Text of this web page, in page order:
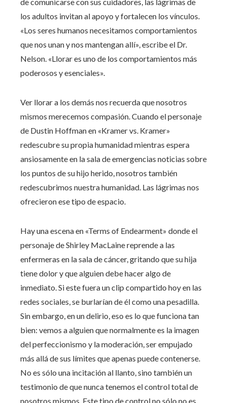
de comunicarse con sus cuidadores, las lágrimas de
los adultos invitan al apoyo y fortalecen los vínculos.
«Los seres humanos necesitamos comportamientos
que nos unan y nos mantengan allí», escribe el Dr.
Nelson. «Llorar es uno de los comportamientos más
poderosos y esenciales».
Ver llorar a los demás nos recuerda que nosotros
mismos merecemos compasión. Cuando el personaje
de Dustin Hoffman en «Kramer vs. Kramer»
redescubre su propia humanidad mientras espera
ansiosamente en la sala de emergencias noticias sobre
los puntos de su hijo herido, nosotros también
redescubrimos nuestra humanidad. Las lágrimas nos
ofrecieron ese tipo de espacio.
Hay una escena en «Terms of Endearment» donde el
personaje de Shirley MacLaine reprende a las
enfermeras en la sala de cáncer, gritando que su hija
tiene dolor y que alguien debe hacer algo de
inmediato. Si este fuera un clip compartido hoy en las
redes sociales, se burlarían de él como una pesadilla.
Sin embargo, en un delirio, eso es lo que funciona tan
bien: vemos a alguien que normalmente es la imagen
del perfeccionismo y la moderación, ser empujado
más allá de sus límites que apenas puede contenerse.
No es sólo una incitación al llanto, sino también un
testimonio de que nunca tenemos el control total de
nosotros mismos. Este tipo de control no sólo no es